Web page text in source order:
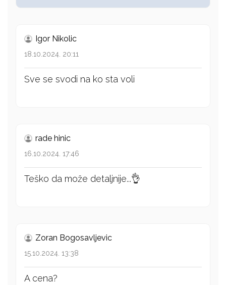
Igor Nikolic
18.10.2024. 20:11
Sve se svodi na ko sta voli
rade hinic
16.10.2024. 17:46
Teško da može detaljnije...👌
Zoran Bogosavljevic
15.10.2024. 13:38
A cena?